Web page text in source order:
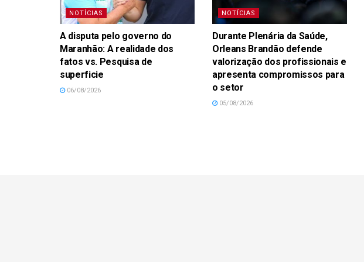
NOTÍCIAS
A disputa pelo governo do
Maranhão: A realidade dos
fatos vs. Pesquisa de
superficie
06/08/2026
NOTÍCIAS
Durante Plenária da Saúde,
Orleans Brandão defende
valorização dos profissionais e
apresenta compromissos para
o setor
05/08/2026